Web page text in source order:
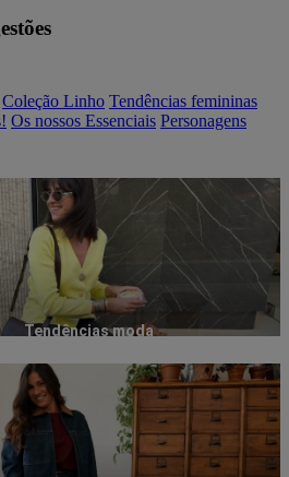
Coleção Linho Tendências femininas
Os nossos Essenciais Personagens
Tendências moda